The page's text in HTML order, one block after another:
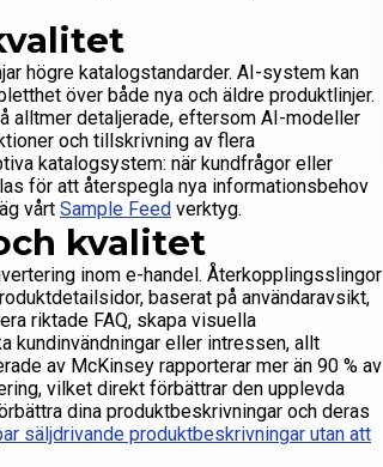
högre katalogstandarder. AI-system kan
över både nya och äldre produktlinjer.
alltmer detaljerade, eftersom AI-modeller
och tillskrivning av flera
katalogsystem: när kundfrågor eller
för att återspegla nya informationsbehov
vårt Sample Feed verktyg.
kvalitet
inom e-handel. Återkopplingsslingor
baserat på användaravsikt,
riktade FAQ, skapa visuella
kundinvändningar eller intressen, allt
av McKinsey rapporterar mer än 90 % av
vilket direkt förbättrar den upplevda
dina produktbeskrivningar och deras
säljdrivande produktbeskrivningar utan att